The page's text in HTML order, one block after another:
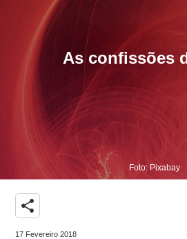
As confissões
Foto: Pixabay
share
17 Fevereiro 2018